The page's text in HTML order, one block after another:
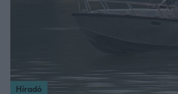
Híradó